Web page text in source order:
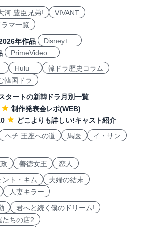
河:豊臣兄弟!
VIVANT
マ一覧
年作品
Disney+
PrimeVideo
Hulu
韓ドラ歴史コラム
韓国ドラ
タートの新韓ドラ月別一覧
制作発表会レポ(WEB)
どこよりも詳しい!キャスト紹介
ヘチ 王座への道 馬医
イ・サン
善徳女王 恋人
ント・キム
夫婦の結末
人妻キラー
君へと続く僕のドリーム!
たちの店2